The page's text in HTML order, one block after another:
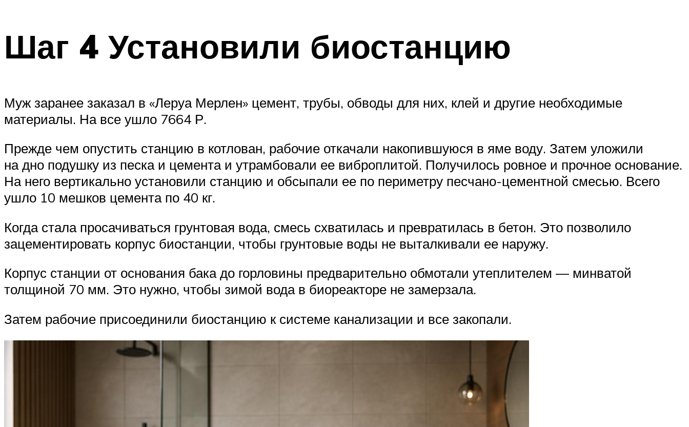
Шаг 4 Установили биостанцию
Муж заранее заказал в «Леруа Мерлен» цемент, трубы, обводы для них, клей и другие необходимые
материалы. На все ушло 7664 Р.
Прежде чем опустить станцию в котлован, рабочие откачали накопившуюся в яме воду. Затем уложили
на дно подушку из песка и цемента и утрамбовали ее виброплитой. Получилось ровное и прочное основание.
На него вертикально установили станцию и обсыпали ее по периметру песчано-цементной смесью. Всего
ушло 10 мешков цемента по 40 кг.
Когда стала просачиваться грунтовая вода, смесь схватилась и превратилась в бетон. Это позволило
зацементировать корпус биостанции, чтобы грунтовые воды не выталкивали ее наружу.
Корпус станции от основания бака до горловины предварительно обмотали утеплителем — минватой
толщиной 70 мм. Это нужно, чтобы зимой вода в биореакторе не замерзала.
Затем рабочие присоединили биостанцию к системе канализации и все закопали.